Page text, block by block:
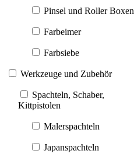
Pinsel und Roller Boxen
Farbeimer
Farbsiebe
Werkzeuge und Zubehör
Spachteln, Schaber,
Kittpistolen
Malerspachteln
Japanspachteln